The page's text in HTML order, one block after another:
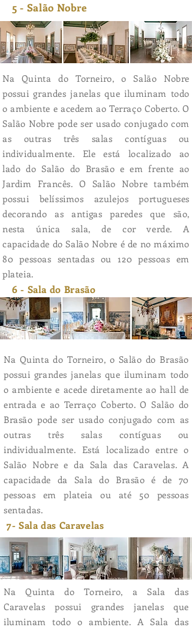
5 - Salão Nobre
Na Quinta do Torneiro, o Salão Nobre
possui grandes janelas que iluminam todo
o ambiente e acedem ao Terraço Coberto. O
Salão Nobre pode ser usado conjugado com
as outras três salas contíguas ou
individualmente. Ele está localizado ao
lado do Salão do Brasão e em frente ao
Jardim Francês. O Salão Nobre também
possui belíssimos azulejos portugueses
decorando as antigas paredes que são,
nesta única sala, de cor verde. A
capacidade do Salão Nobre é de no máximo
80 pessoas sentadas ou 120 pessoas em
plateia.
6 - Sala do Brasão
Na Quinta do Torneiro, o Salão do Brasão
possui grandes janelas que iluminam todo
o ambiente e acede diretamente ao hall de
entrada e ao Terraço Coberto. O Salão do
Brasão pode ser usado conjugado com as
outras três salas contíguas ou
individualmente. Está localizado entre o
Salão Nobre e da Sala das Caravelas. A
capacidade da Sala do Brasão é de 70
pessoas em plateia ou até 50 pessoas
sentadas.
7- Sala das Caravelas
Na Quinta do Torneiro, a Sala das
Caravelas possui grandes janelas que
iluminam todo o ambiente. A Sala das